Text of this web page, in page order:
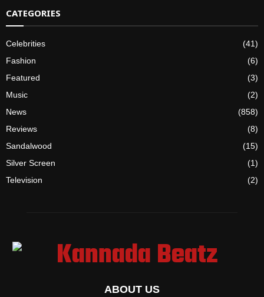
CATEGORIES
Celebrities
(41)
Fashion
(6)
Featured
(3)
Music
(2)
News
(858)
Reviews
(8)
Sandalwood
(15)
Silver Screen
(1)
Television
(2)
ABOUT US